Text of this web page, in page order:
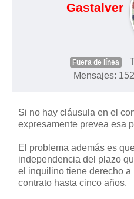
Gastalver
Fuera de línea
Mensajes:
Si no hay cláusula en el
expresamente prevea esa
El problema además es
independencia del plazo
el inquilino tiene derecho a
contrato hasta cinco años.